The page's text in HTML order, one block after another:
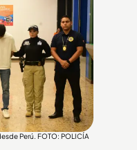
Perú. FOTO: POLICÍA